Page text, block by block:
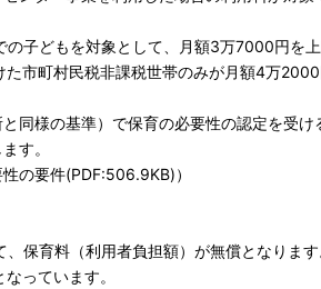
子どもを対象として、月額3万7000円を上
市町村民税非課税世帯のみが月額4万
同様の基準）で保育の必要性の認定を受
す。
の要件(PDF:506.9KB)）
保育料（利用者負担額）が無償となります
っています。